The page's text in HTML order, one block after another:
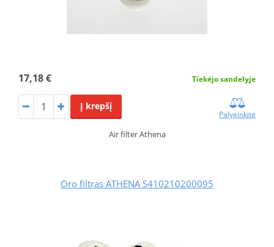
17,18 € Tiekėjo sandelyje
Į krepšį
Palyginkite
Air filter Athena
Oro filtras ATHENA S410210200095